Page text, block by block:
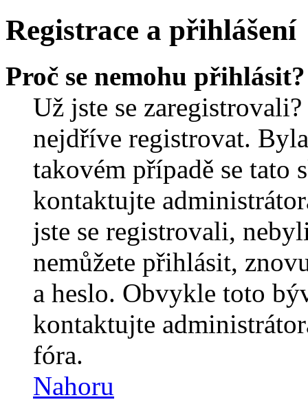
Registrace a přihlášení
Proč se nemohu přihlásit?
Už jste se
nejdříve registrovat.
takovém případě se tato
kontaktujte
jste se registrovali,
nemůžete přihlásit,
a heslo. Obvykle toto
kontaktujte
fóra.
Nahoru